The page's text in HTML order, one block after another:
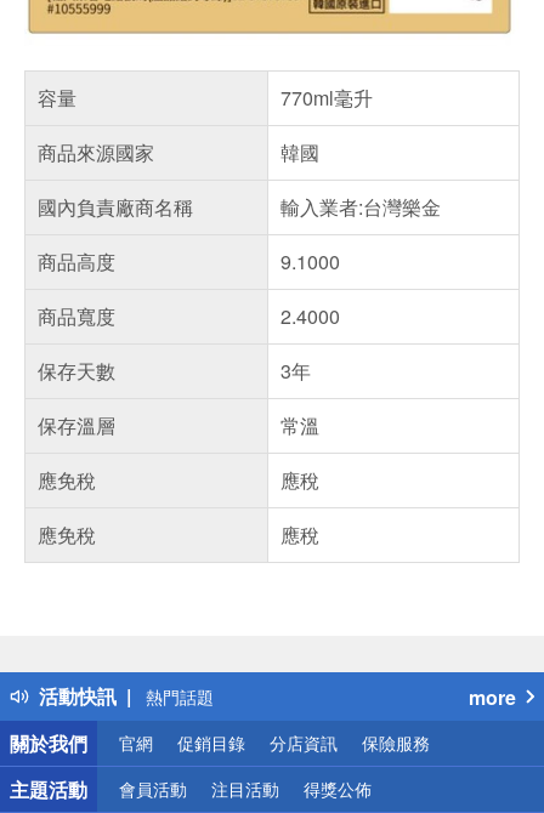
容量
770ml毫升
商品來源國家
韓國
國內負責廠商名稱
輸入業者:台灣樂金
商品高度
9.1000
商品寬度
2.4000
保存天數
3年
保存溫層
常溫
應免稅
應稅
應免稅
應稅
活動快訊
得獎公告
熱門話題
銀行優惠
偏遠地區配送
詐騙網頁！請小心！
more
關於我們
官網 促銷目錄 分店資訊 保險服務
主題活動 會員活動 注目活動 得獎公佈